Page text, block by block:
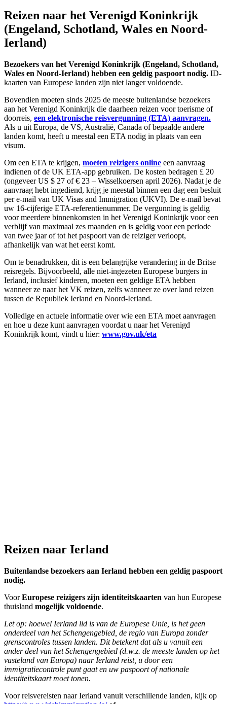
Reizen naar het Verenigd Koninkrijk
(Engeland, Schotland, Wales en Noord-
Ierland)
Bezoekers van het Verenigd Koninkrijk (Engeland, Schotland,
Wales en Noord-Ierland) hebben een geldig paspoort nodig. ID-
kaarten van Europese landen zijn niet langer voldoende.
Bovendien moeten sinds 2025 de meeste buitenlandse bezoekers
aan het Verenigd Koninkrijk die daarheen reizen voor toerisme of
doorreis, een elektronische reisvergunning (ETA) aanvragen.
Als u uit Europa, de VS, Australië, Canada of bepaalde andere
landen komt, heeft u meestal een ETA nodig in plaats van een
visum.
Om een ETA te krijgen, moeten reizigers online een aanvraag
indienen of de UK ETA-app gebruiken. De kosten bedragen £ 20
(ongeveer US $ 27 of € 23 – Wisselkoersen april 2026). Nadat je de
aanvraag hebt ingediend, krijg je meestal binnen een dag een besluit
per e-mail van UK Visas and Immigration (UKVI). De e-mail bevat
uw 16-cijferige ETA-referentienummer. De vergunning is geldig
voor meerdere binnenkomsten in het Verenigd Koninkrijk voor een
verblijf van maximaal zes maanden en is geldig voor een periode
van twee jaar of tot het paspoort van de reiziger verloopt,
afhankelijk van wat het eerst komt.
Om te benadrukken, dit is een belangrijke verandering in de Britse
reisregels. Bijvoorbeeld, alle niet-ingezeten Europese burgers in
Ierland, inclusief kinderen, moeten een geldige ETA hebben
wanneer ze naar het VK reizen, zelfs wanneer ze over land reizen
tussen de Republiek Ierland en Noord-Ierland.
Volledige en actuele informatie over wie een ETA moet aanvragen
en hoe u deze kunt aanvragen voordat u naar het Verenigd
Koninkrijk komt, vindt u hier: www.gov.uk/eta
Reizen naar Ierland
Buitenlandse bezoekers aan Ierland hebben een geldig paspoort
nodig.
VoorEuropese reizigers zijn identiteitskaarten van hun Europese
thuisland mogelijk voldoende.
Let op: hoewel Ierland lid is van de Europese Unie, is het geen
onderdeel van het Schengengebied, de regio van Europa zonder
grenscontroles tussen landen. Dit betekent dat als u vanuit een
ander deel van het Schengengebied (d.w.z. de meeste landen op het
vasteland van Europa) naar Ierland reist, u door een
immigratiecontrole punt gaat en uw paspoort of nationale
identiteitskaart moet tonen.
Voor reisvereisten naar Ierland vanuit verschillende landen, kijk op